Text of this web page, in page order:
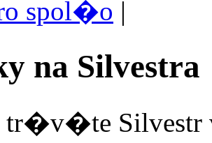
spol�o |
na Silvestra
Silvestr